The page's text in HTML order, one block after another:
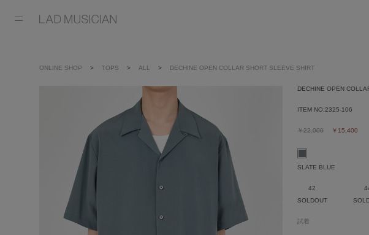
ONLINE SHOP TOPS ALL DECHINE OPEN COLLAR SHORT SLEEVE SHIRT
DECHINE OPEN
ITEM NO:2325-106
￥22,000 ￥15,400
SLATE BLUE
42
SOLDOUT
試着